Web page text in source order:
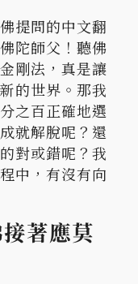
提問的中文翻
陀師父！ 聽佛
剛法，真是讓
的世界。那我
之百正確地選
就解脫呢？還
對或錯呢？ 我
中，有沒有向
著應莫